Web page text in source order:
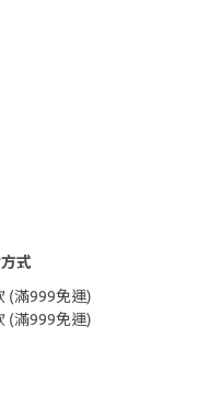
式
(滿999免運)
(滿999免運)